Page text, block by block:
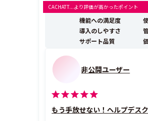
で安心してご利用いただけます。イン
トソリューションは10,000社以上の採
す。 ---------------...
CACHATT...より評価が高かったポイント
機能への満足度
導入のしやすさ
サポート品質
非公開ユーザー